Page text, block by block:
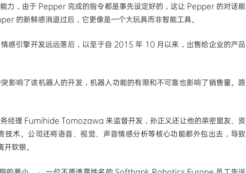
力，由于 Pepper 完成的指令都是事先设定好的，这让 Pepper 的对话能
的新鲜感消退过后，它更像是一个大玩具而非智能工具。
感引擎开发远远落后，以至于自 2015 年 10 月以来，出售给企业的产品
影响了该机器人的开发，机器人功能的有限和不可靠也影响了销售量。路
经理 Fumihide Tomozawa 来监督开发，孙正义还让他的亲密盟友、资
术。公司还将语音、视觉、声音情感分析等核心功能都外包出去，导致
软银。